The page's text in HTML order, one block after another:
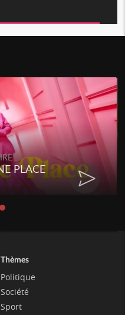
PLACE
Thèmes
Politique
Société
Sport